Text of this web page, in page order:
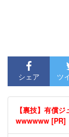
シェア ツ
【裏技】有償
wwwwww [PR]